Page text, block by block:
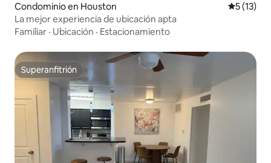
Condominio en Houston
5 (13)
La mejor experiencia de ubicación apta
Familiar · Ubicación · Estacionamiento
Superanfitrión
Superanfitrión